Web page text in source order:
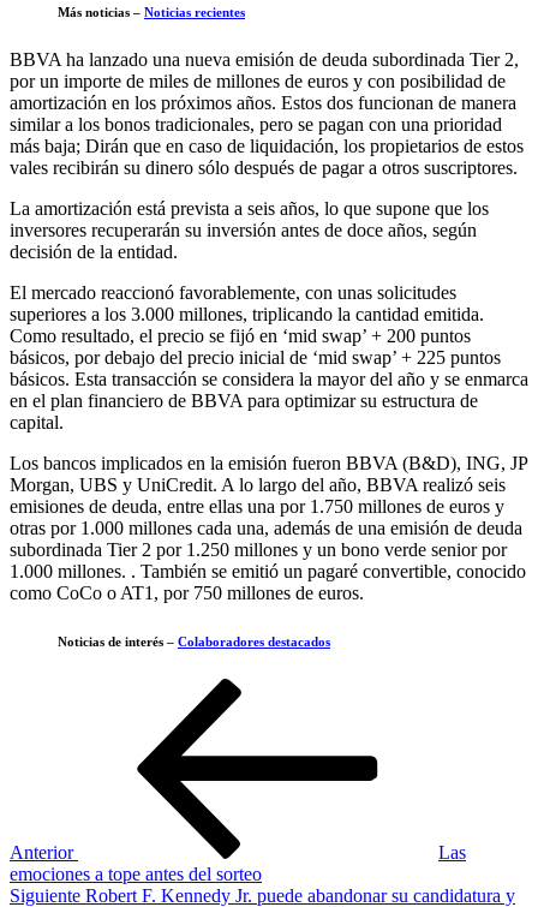
Más noticias – Noticias recientes
BBVA ha lanzado una nueva emisión de deuda subordinada Tier 2,
por un importe de miles de millones de euros y con posibilidad de
amortización en los próximos años. Estos dos funcionan de manera
similar a los bonos tradicionales, pero se pagan con una prioridad
más baja; Dirán que en caso de liquidación, los propietarios de estos
vales recibirán su dinero sólo después de pagar a otros suscriptores.
La amortización está prevista a seis años, lo que supone que los
inversores recuperarán su inversión antes de doce años, según
decisión de la entidad.
El mercado reaccionó favorablemente, con unas solicitudes
superiores a los 3.000 millones, triplicando la cantidad emitida.
Como resultado, el precio se fijó en ‘mid swap’ + 200 puntos
básicos, por debajo del precio inicial de ‘mid swap’ + 225 puntos
básicos. Esta transacción se considera la mayor del año y se enmarca
en el plan financiero de BBVA para optimizar su estructura de
capital.
Los bancos implicados en la emisión fueron BBVA (B&D), ING, JP
Morgan, UBS y UniCredit. A lo largo del año, BBVA realizó seis
emisiones de deuda, entre ellas una por 1.750 millones de euros y
otras por 1.000 millones cada una, además de una emisión de deuda
subordinada Tier 2 por 1.250 millones y un bono verde senior por
1.000 millones. . También se emitió un pagaré convertible, conocido
como CoCo o AT1, por 750 millones de euros.
Noticias de interés – Colaboradores destacados
Anterior
Las
emociones a tope antes del sorteo
Siguiente
Siguiente Robert F. Kennedy Jr. puede abandonar su candidatura y